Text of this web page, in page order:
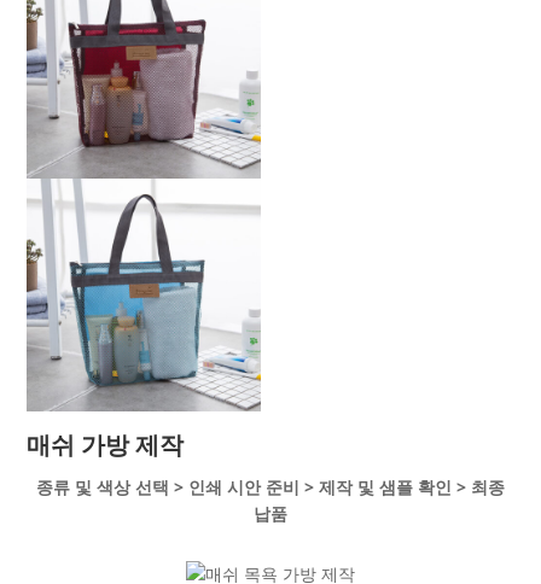
매쉬 가방 제작
종류 및 색상 선택 > 인쇄 시안 준비 > 제작 및 샘플 확인 > 최종
납품